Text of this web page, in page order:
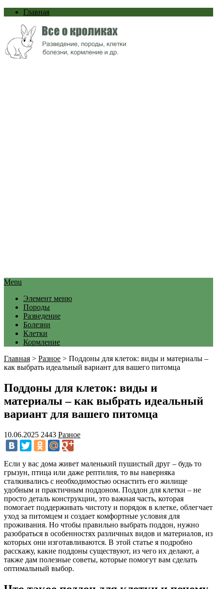
Главная
Menu
Элемент меню
Породы
Разведение
Болезни
Клетки
Кормление
Главная > Разное > Поддоны для клеток: виды и материалы –
как выбрать идеальный вариант для вашего питомца
Поддоны для клеток: виды и
материалы – как выбрать идеальный
вариант для вашего питомца
10.06.2025 2443 Разное
Если у вас дома живет маленький пушистый друг – будь то
грызун, птица или даже рептилия, то вы наверняка
сталкивались с необходимостью оснастить его жилище
удобным и практичным поддоном. Поддон для клетки – не
просто деталь конструкции, это важная часть, которая
помогает поддерживать чистоту и порядок в клетке, облегчает
уход за питомцем и создает комфортные условия для
проживания. Но чтобы правильно выбрать поддон, нужно
разобраться в особенностях различных видов и материалов, из
которых они изготавливаются. В этой статье я подробно
расскажу, какие поддоны существуют, из чего их делают, а
также дам полезные советы, которые помогут вам сделать
оптимальный выбор.